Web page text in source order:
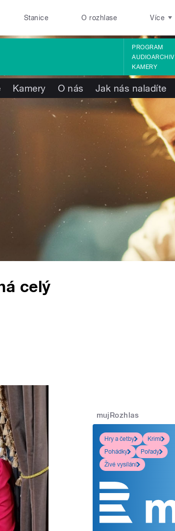
Stanice O rozhlase Více
PROGRAM
AUDIOARCHIV
KAMERY
Kamery O nás Jak nás naladíte
celý
mujRozhlas
Hry a četby
Krimi
Pohádky
Pořady
Živé vysílání